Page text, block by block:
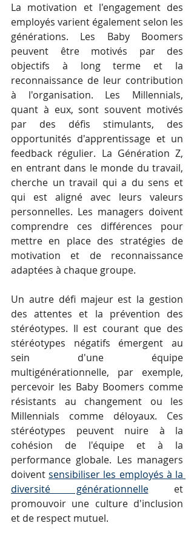
La motivation et l'engagement des
employés varient également selon les
générations. Les Baby Boomers
peuvent être motivés par des
objectifs à long terme et la
reconnaissance de leur contribution
à l'organisation. Les Millennials,
quant à eux, sont souvent motivés
par des défis stimulants, des
opportunités d'apprentissage et un
feedback régulier. La Génération Z,
en entrant dans le monde du travail,
cherche un travail qui a du sens et
qui est aligné avec leurs valeurs
personnelles. Les managers doivent
comprendre ces différences pour
mettre en place des stratégies de
motivation et de reconnaissance
adaptées à chaque groupe.
Un autre défi majeur est la gestion
des attentes et la prévention des
stéréotypes. Il est courant que des
stéréotypes négatifs émergent au
sein d'une équipe
multigénérationnelle, par exemple,
percevoir les Baby Boomers comme
résistants au changement ou les
Millennials comme déloyaux. Ces
stéréotypes peuvent nuire à la
cohésion de l'équipe et à la
performance globale. Les managers
doivent sensibiliser les employés à la
diversité générationnelle et
promouvoir une culture d'inclusion
et de respect mutuel.